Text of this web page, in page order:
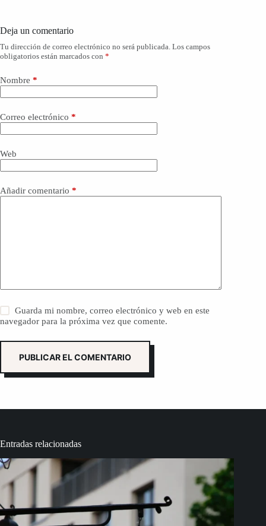
Deja un comentario
Tu dirección de correo electrónico no será publicada. Los campos
obligatorios están marcados con *
Nombre *
Correo electrónico *
Web
Añadir comentario *
Guarda mi nombre, correo electrónico y web en este
navegador para la próxima vez que comente.
PUBLICAR EL COMENTARIO
Entradas relacionadas